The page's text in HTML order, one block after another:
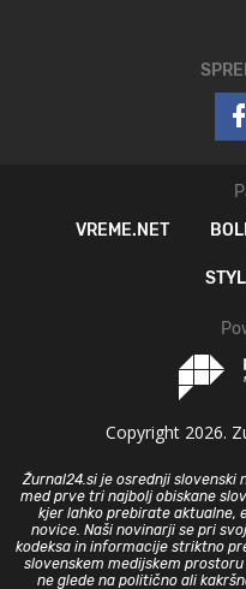
VREME.NET
Copyright 2026.
Žurnal24.si je osrednji slovenski
med prve tri najbolj obiskane
kjer lahko prebirate aktualne,
novice. Naši novinarji se pri
kodeksa in informacije striktno
slovenskem medijskem
ne glede na politično ali